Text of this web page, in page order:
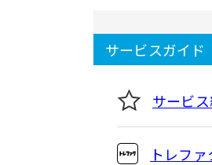
サービスガイド
サービ
トレフ